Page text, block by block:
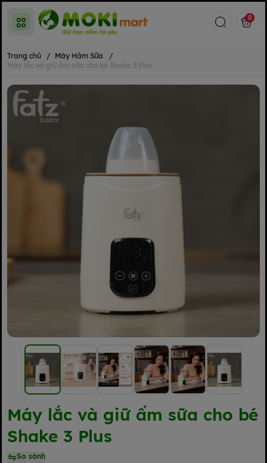
0
Trang chủ / Máy Hâm Sữa
/
Máy lắc và giữ ấm sữa cho bé Shake 3 Plus
Máy lắc và giữ ấm sữa cho bé
Shake 3 Plus
So sánh